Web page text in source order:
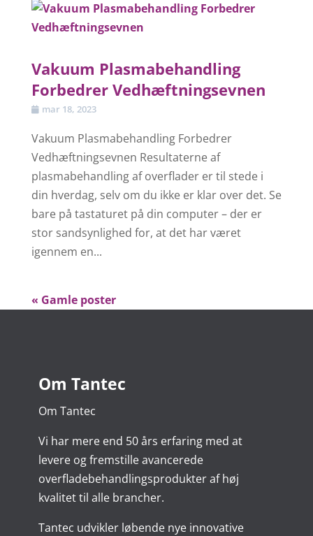
Vakuum Plasmabehandling
Forbedrer Vedhæftningsevnen
mar 18, 2023
Vakuum Plasmabehandling Forbedrer
Vedhæftningsevnen Resultaterne af
plasmabehandling af overflader er til stede i
din hverdag, selv om du ikke er klar over det. Se
bare på tastaturet på din computer – der er
stor sandsynlighed for, at det har været
igennem en...
« Gamle poster
Om Tantec
Om Tantec
Vi har mere end 50 års erfaring med at
levere og fremstille avancerede
overfladebehandlingsprodukter af høj
kvalitet til alle brancher.
Tantec udvikler løbende nye innovative